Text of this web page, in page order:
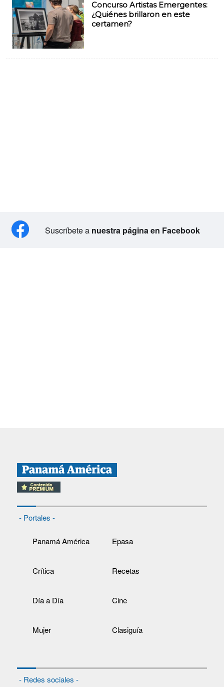
Concurso Artistas Emergentes:
¿Quiénes brillaron en este
certamen?
Suscríbete a nuestra página en Facebook
- Portales -
Panamá América Epasa
Crítica Recetas
Día a Día Cine
Mujer Clasiguía
- Redes sociales -